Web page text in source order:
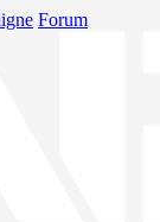
Forum